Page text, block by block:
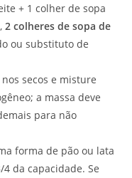
+ 1 colher de sopa
, 2 colheres de sopa de
ou substituto de
secos e misture
a massa deve
para não
forma de pão ou lata
da capacidade. Se